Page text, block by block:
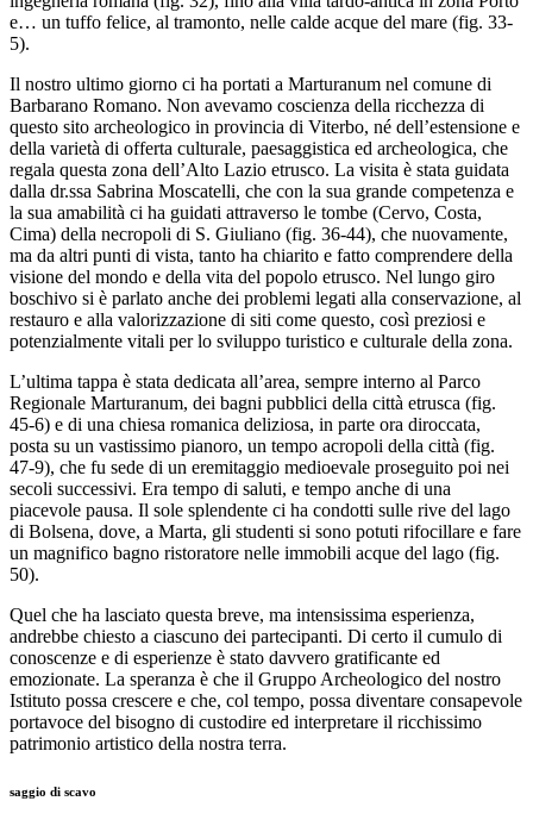
e… un tuffo felice, al tramonto, nelle calde acque del mare (fig. 33-
5).
Il nostro ultimo giorno ci ha portati a Marturanum nel comune di
Barbarano Romano. Non avevamo coscienza della ricchezza di
questo sito archeologico in provincia di Viterbo, né dell’estensione e
della varietà di offerta culturale, paesaggistica ed archeologica, che
regala questa zona dell’Alto Lazio etrusco. La visita è stata guidata
dalla dr.ssa Sabrina Moscatelli, che con la sua grande competenza e
la sua amabilità ci ha guidati attraverso le tombe (Cervo, Costa,
Cima) della necropoli di S. Giuliano (fig. 36-44), che nuovamente,
ma da altri punti di vista, tanto ha chiarito e fatto comprendere della
visione del mondo e della vita del popolo etrusco. Nel lungo giro
boschivo si è parlato anche dei problemi legati alla conservazione, al
restauro e alla valorizzazione di siti come questo, così preziosi e
potenzialmente vitali per lo sviluppo turistico e culturale della zona.
L’ultima tappa è stata dedicata all’area, sempre interno al Parco
Regionale Marturanum, dei bagni pubblici della città etrusca (fig.
45-6) e di una chiesa romanica deliziosa, in parte ora diroccata,
posta su un vastissimo pianoro, un tempo acropoli della città (fig.
47-9), che fu sede di un eremitaggio medioevale proseguito poi nei
secoli successivi. Era tempo di saluti, e tempo anche di una
piacevole pausa. Il sole splendente ci ha condotti sulle rive del lago
di Bolsena, dove, a Marta, gli studenti si sono potuti rifocillare e fare
un magnifico bagno ristoratore nelle immobili acque del lago (fig.
50).
Quel che ha lasciato questa breve, ma intensissima esperienza,
andrebbe chiesto a ciascuno dei partecipanti. Di certo il cumulo di
conoscenze e di esperienze è stato davvero gratificante ed
emozionate. La speranza è che il Gruppo Archeologico del nostro
Istituto possa crescere e che, col tempo, possa diventare consapevole
portavoce del bisogno di custodire ed interpretare il ricchissimo
patrimonio artistico della nostra terra.
saggio di scavo